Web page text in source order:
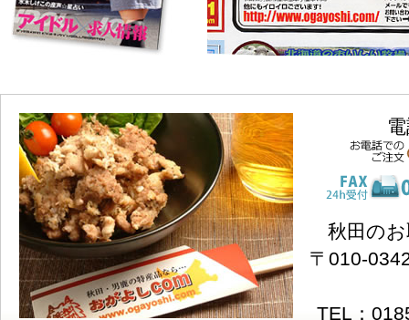
秋田の
〒010-
TEL：